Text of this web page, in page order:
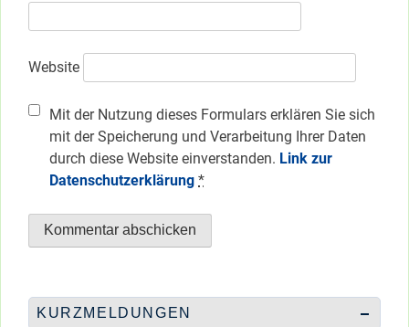
Website
Mit der Nutzung dieses Formulars erklären Sie sich
mit der Speicherung und Verarbeitung Ihrer Daten
durch diese Website einverstanden. Link zur
Datenschutzerklärung *
KURZMELDUNGEN